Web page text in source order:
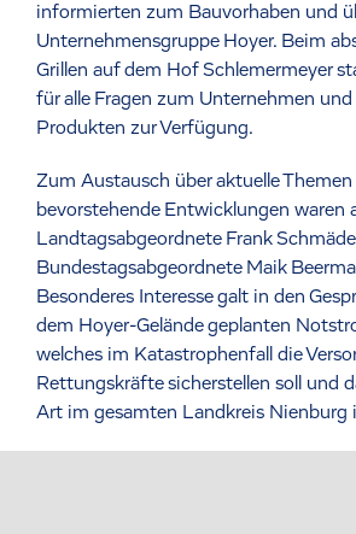
informierten zum Bauvorhaben und
Unternehmensgruppe Hoyer. Beim
Grillen auf dem Hof Schlemermeyer
für alle Fragen zum Unternehmen und
Produkten zur Verfügung.
Zum Austausch über aktuelle Themen
bevorstehende Entwicklungen waren
Landtagsabgeordnete Frank
Bundestagsabgeordnete Maik
Besonderes Interesse galt in den
dem Hoyer-Gelände geplanten
welches im Katastrophenfall die
Rettungskräfte sicherstellen soll und
Art im gesamten Landkreis Nienburg